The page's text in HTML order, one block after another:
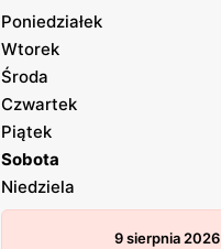
Poniedziałek
Wtorek
Środa
Czwartek
Piątek
Sobota
Niedziela
9 sierpnia 2026